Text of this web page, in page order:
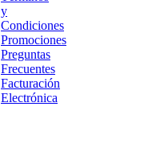
y
Condiciones
Promociones
Preguntas
Frecuentes
Facturación
Electrónica